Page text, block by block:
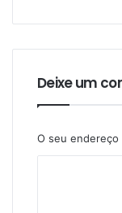
Deixe um
O seu endereço